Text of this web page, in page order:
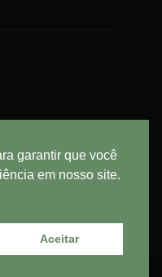
garantir que você
em nosso site.
Aceitar